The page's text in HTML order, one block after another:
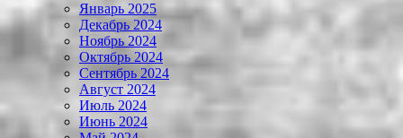
Январь 2025
Декабрь 2024
Ноябрь 2024
Октябрь 2024
Сентябрь 2024
Август 2024
Июль 2024
Июнь 2024